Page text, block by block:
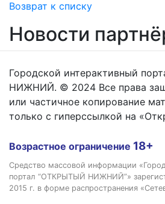
Возврат к списку
Новости
Городской интерактивный
НИЖНИЙ. © 2024 Все права
или частичное копирование
только с гиперссылкой на
Возрастное ограничение 18+
Средство массовой информации
портал “ОТКРЫТЫЙ НИЖНИЙ”»
2015 г. в форме распространения